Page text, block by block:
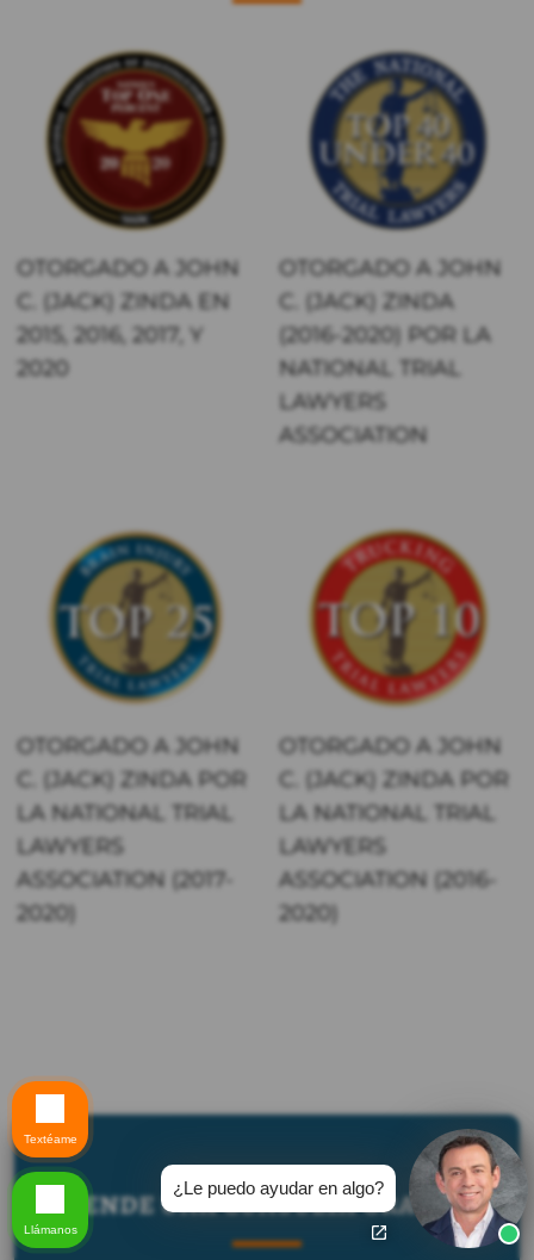
OTORGADO A JOHN
C. (JACK) ZINDA EN
2015, 2016, 2017, Y
2020
OTORGADO A JOHN
C. (JACK) ZINDA
(2016-2020) POR LA
NATIONAL TRIAL
LAWYERS
ASSOCIATION
OTORGADO A JOHN
C. (JACK) ZINDA POR
LA NATIONAL TRIAL
LAWYERS
ASSOCIATION (2017-
2020)
OTORGADO A JOHN
C. (JACK) ZINDA POR
LA NATIONAL TRIAL
LAWYERS
ASSOCIATION (2016-
2020)
Agende una consulta gratuita
¿Le puedo ayudar en algo?
Textéame
Llámanos